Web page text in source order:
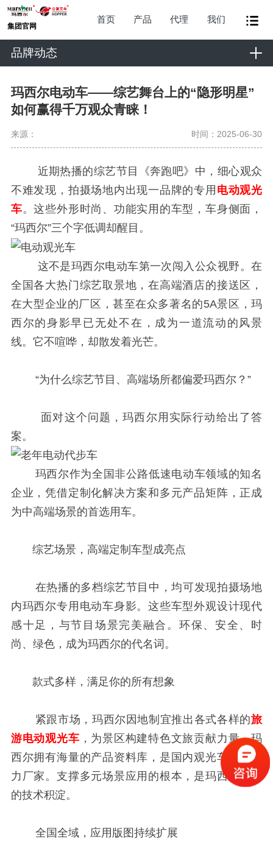
集团官网
首页 产品 代理 我们
品牌动态
玛西尔电动车——综艺舞台上的“隐形明星”
如何赢得千万观众青睐！
来源： 时间：2025-06-30
近期热播的综艺节目《奔跑吧》中，细心观众
不难发现，拍摄场地内出现一品牌的专用 电动观光
车。这些外形时尚、功能实用的车型，车身侧面，
“玛西尔”三个字低调却醒目。
这不是玛西尔电动车第一次闯入公众视野。在
全国各大热门综艺取景地，在高端酒店的接送区，
在大型企业的厂区，甚至在众多著名的5A景区，玛
西尔的身影早已无处不在，成为一道流动的风景
线。它不喧哗，却散发着光芒。
“为什么综艺节目、高端场所都偏爱玛西尔？”
面对这个问题，玛西尔用实际行动给出了答
案。
玛西尔作为全国非公路低速电动车领域的知名
企业，凭借定制化解决方案和多元产品矩阵，正成
为中高端场景的首选用车。
综艺场景，高端定制车型成亮点
在热播的多档综艺节目中，均可发现拍摄场地
内玛西尔专用电动车身影。这些车型外观设计现代
感十足，与节目场景完美融合。环保、安全、时
尚、绿色，成为玛西尔的代名词。
款式多样，满足你的所有想象
紧跟市场，玛西尔因地制宜推出各式各样的旅
游电动观光车 ，为景区构建特色文旅贡献力量。玛
西尔拥有海量的产品资料库，是国内观光车改装实
力厂家。支撑多元场景应用的根本，是玛西尔深厚
的技术积淀。
全国全域，应用版图持续扩展